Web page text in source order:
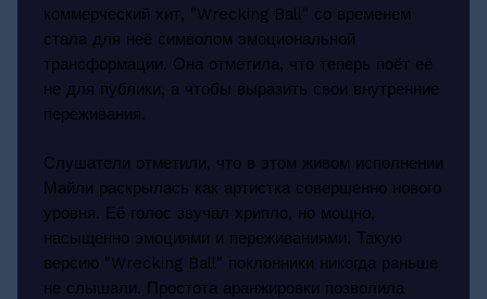
коммерческий хит, "Wrecking Ball" со временем
стала для неё символом эмоциональной
трансформации. Она отметила, что теперь поёт её
не для публики, а чтобы выразить свои внутренние
переживания.
Слушатели отметили, что в этом живом исполнении
Майли раскрылась как артистка совершенно нового
уровня. Её голос звучал хрипло, но мощно,
насыщенно эмоциями и переживаниями. Такую
версию "Wrecking Ball" поклонники никогда раньше
не слышали. Простота аранжировки позволила